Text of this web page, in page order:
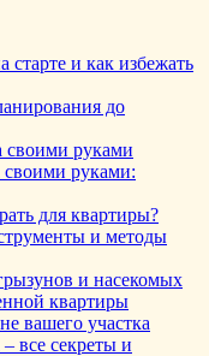
старте и как избежать
до
своими руками
своими руками:
для квартиры?
и методы
и насекомых
квартиры
вашего участка
все секреты и